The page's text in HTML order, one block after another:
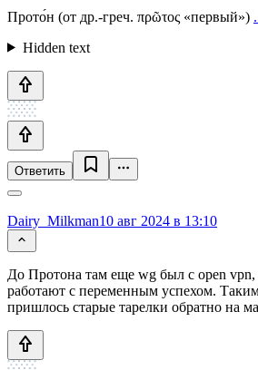
Прото́н (от др.-греч. πρῶτος «первый»)
Hidden text
Ответить
Dairy_Milkman10 авг 2024 в 13:10
До Протона там еще wg был с open vpn,
работают с переменным успехом.
пришлось старые тарелки обратно на